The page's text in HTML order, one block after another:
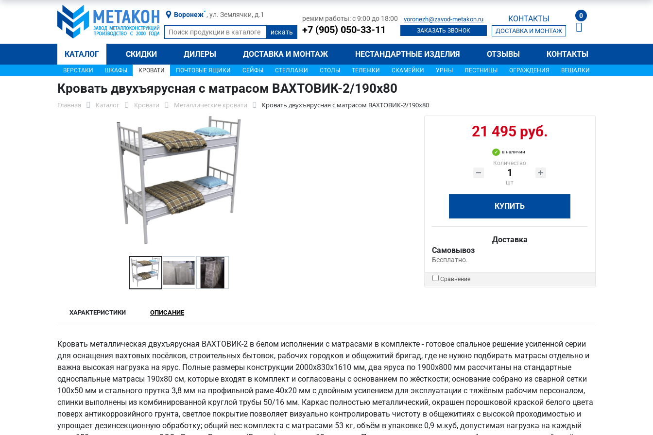
Воронеж , ул. Землячки, д.1 режим работы: с 9:00 до 18:00
+7 (905) 050-33-11
voronezh@zavod-metakon.ru
ЗАКАЗАТЬ ЗВОНОК
КОНТАКТЫ
ДОСТАВКА И МОНТАЖ
0
КАТАЛОГ СКИДКИ ДИЛЕРЫ ДОСТАВКА И МОНТАЖ НЕСТАНДАРТНЫЕ ИЗДЕЛИЯ ОТЗЫВЫ КОНТАКТЫ
ВЕРСТАКИ ШКАФЫ КРОВАТИ ПОЧТОВЫЕ ЯЩИКИ СЕЙФЫ СТЕЛЛАЖИ СТОЛЫ ТЕЛЕЖКИ СКАМЕЙКИ УРНЫ ЛЕСТНИЦЫ ОГРАЖДЕНИЯ ВЕШАЛКИ
Кровать двухъярусная с матрасом ВАХТОВИК-2/190х80
Главная Каталог Кровати Металлические кровати Кровать двухъярусная с матрасом ВАХТОВИК-2/190х80
21 495 руб.
в наличии
Количество
шт
КУПИТЬ
Доставка
Самовывоз
Бесплатно.
Сравнение
ХАРАКТЕРИСТИКИ ОПИСАНИЕ
Кровать металлическая двухъярусная ВАХТОВИК-2 в белом исполнении с матрасами в комплекте - готовое спальное решение усиленной серии
для оснащения вахтовых посёлков, строительных бытовок, рабочих городков и общежитий бригад, где не нужно подбирать матрасы отдельно и
важна высокая нагрузка на ярус. Полные размеры конструкции 2000x830x1610 мм, два яруса по 1900x800 мм рассчитаны на стандартные
односпальные матрасы 190x80 см, которые входят в комплект и согласованы с основанием по жёсткости; основание собрано из сварной сетки
100x50 мм и стального прутка 3,8 мм на профильной раме 40x20 мм с двойным усилением для эксплуатации с тяжёлым рабочим персоналом,
спинки выполнены из комбинированной круглой трубы 50/16 мм. Каркас полностью металлический, окрашен порошковой краской белого цвета
поверх антикоррозийного грунта, светлое покрытие позволяет визуально контролировать чистоту в общежитиях с высокой проходимостью и
упрощает дезинсекционную обработку; общий вес комплекта с матрасами 53 кг, объём в упаковке 0,9 м.куб, допустимая нагрузка на каждый